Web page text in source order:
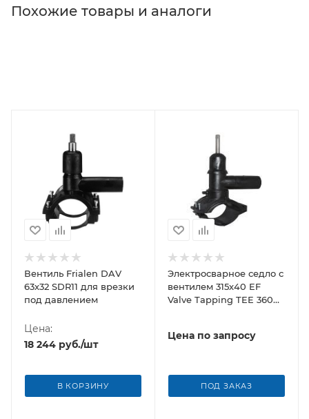
Похожие товары и аналоги
Вентиль Frialen DAV
63х32 SDR11 для врезки
под давлением
Цена:
18 244 руб./шт
В КОРЗИНУ
Электросварное седло с
вентилем 315х40 EF
Valve Tapping TEE 360
Цена по запросу
ПОД ЗАКАЗ